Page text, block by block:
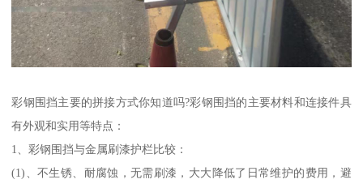
彩钢围挡主要的拼接方式你知道吗?彩钢围挡的主要材料和连接件具
有外观和实用等特点：
1、彩钢围挡与金属刷漆护栏比较：
(1)、不生锈、耐腐蚀，无需刷漆，大大降低了日常维护的费用，避